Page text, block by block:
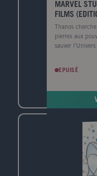
MARVEL
FILMS
Thanos
pierres aux
sauver
incollable sur
! + de 750
EPUISÉ